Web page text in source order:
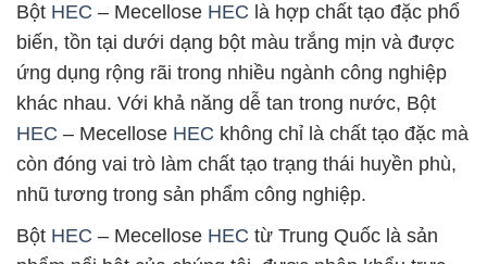
Bột HEC – Mecellose HEC là hợp chất tạo đặc phổ
biến, tồn tại dưới dạng bột màu trắng mịn và được
ứng dụng rộng rãi trong nhiều ngành công nghiệp
khác nhau. Với khả năng dễ tan trong nước, Bột
HEC – Mecellose HEC không chỉ là chất tạo đặc mà
còn đóng vai trò làm chất tạo trạng thái huyền phù,
nhũ tương trong sản phẩm công nghiệp.
Bột HEC – Mecellose HEC từ Trung Quốc là sản